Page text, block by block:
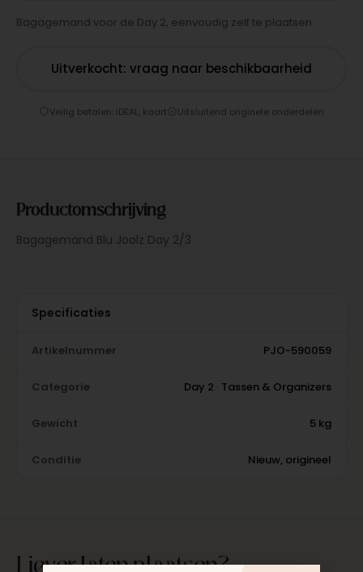
Bagagemand voor de Day 2, eenvoudig zelf te plaatsen.
Uitverkocht: vraag naar beschikbaarheid
Veilig betalen: iDEAL, kaart Uitsluitend originele onderdelen
Productomschrijving
Bagagemand Blu Joolz Day 2/3
Specificaties
Artikelnummer PJO-590059
Categorie Day 2 · Tassen & Organizers
Gewicht 5 kg
Conditie Nieuw, origineel
Liever laten plaatsen?